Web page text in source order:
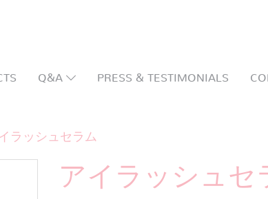
Q&A PRESS & TESTIMONIALS
ラッシュセラム
アイラッシュセ